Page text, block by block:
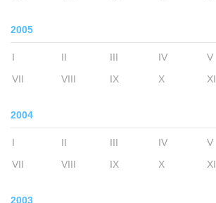
2005
I II III IV V
VII
VIII IX X XI
2004
I II III IV V
VII
VIII IX X XI
2003